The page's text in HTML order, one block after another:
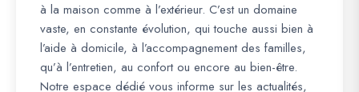
à la maison comme à l’extérieur. C’est un domaine
vaste, en constante évolution, qui touche aussi bien à
l’aide à domicile, à l’accompagnement des familles,
qu’à l’entretien, au confort ou encore au bien-être.
Notre espace dédié vous informe sur les actualités,